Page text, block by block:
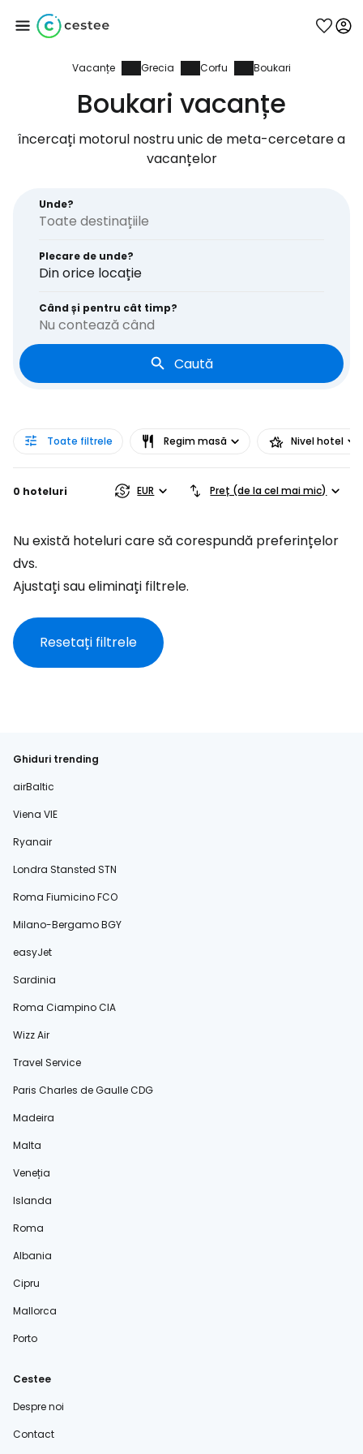
Vacanțe Grecia Corfu Boukari
Boukari vacanțe
încercați motorul nostru unic de meta-cercetare a
vacanțelor
Unde?
Plecare de unde?
Din orice locație
Când și pentru cât timp?
Nu contează când
Caută
Toate filtrele Regim masă Nivel hotel
0 hoteluri EUR Preț (de la cel mai mic)
Nu există hoteluri care să corespundă preferințelor
dvs.
Ajustați sau eliminați filtrele.
Resetați filtrele
Ghiduri trending
airBaltic
Viena VIE
Ryanair
Londra Stansted STN
Roma Fiumicino FCO
Milano-Bergamo BGY
easyJet
Sardinia
Roma Ciampino CIA
Wizz Air
Travel Service
Paris Charles de Gaulle CDG
Madeira
Malta
Veneția
Islanda
Roma
Albania
Cipru
Mallorca
Porto
Cestee
Despre noi
Contact
Conectați-vă la
Cestee
... comunitatea mondială a călătorilor
Continuați cu Google
Continuați cu Facebook